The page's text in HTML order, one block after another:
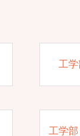
工
工学